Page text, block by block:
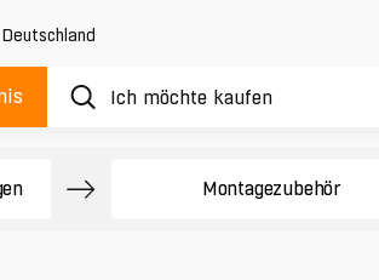
Deutschland
Montagezubehör